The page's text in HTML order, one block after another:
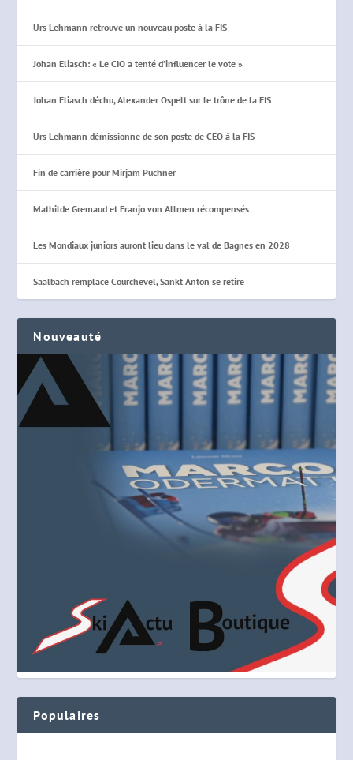
Urs Lehmann retrouve un nouveau poste à la FIS
Johan Eliasch: « Le CIO a tenté d’influencer le vote »
Johan Eliasch déchu, Alexander Ospelt sur le trône de la FIS
Urs Lehmann démissionne de son poste de CEO à la FIS
Fin de carrière pour Mirjam Puchner
Mathilde Gremaud et Franjo von Allmen récompensés
Les Mondiaux juniors auront lieu dans le val de Bagnes en 2028
Saalbach remplace Courchevel, Sankt Anton se retire
Nouveauté
Populaires